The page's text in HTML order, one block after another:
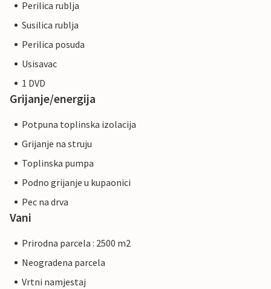
Perilica rublja
Susilica rublja
Perilica posuda
Usisavac
1 DVD
Grijanje/energija
Potpuna toplinska izolacija
Grijanje na struju
Toplinska pumpa
Podno grijanje u kupaonici
Pec na drva
Vani
Prirodna parcela : 2500 m2
Neogradena parcela
Vrtni namjestaj